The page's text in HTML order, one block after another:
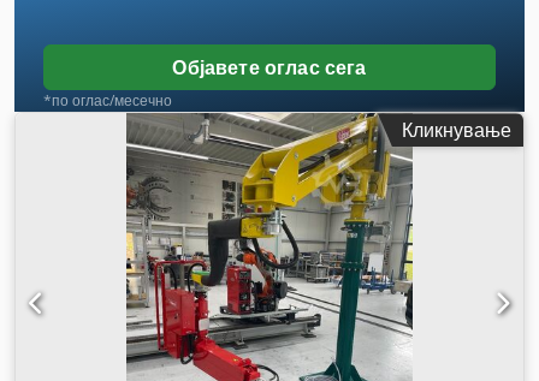
Објавете оглас сега
*по оглас/месечно
Кликнување